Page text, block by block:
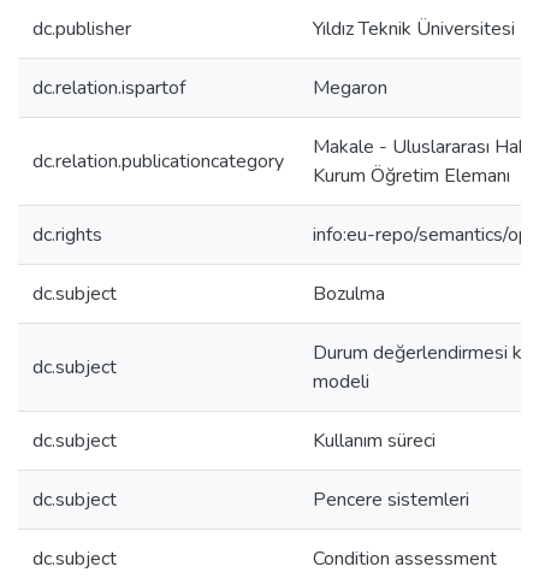
dc.publisher Yıldız Teknik Üniversitesi
dc.relation.ispartof Megaron
dc.relation.publicationcategory
Makale - Uluslararası
Kurum Öğretim Elemanı
dc.rights info:eu-repo/semantics/
dc.subject Bozulma
dc.subject
Durum değerlendirmesi
modeli
dc.subject Kullanım süreci
dc.subject Pencere sistemleri
dc.subject Condition assessment